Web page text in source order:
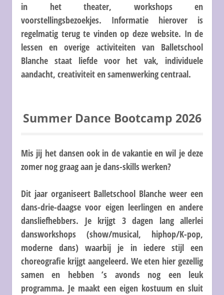
in het theater, workshops en
voorstellingsbezoekjes. Informatie hierover is
regelmatig terug te vinden op deze website. In de
lessen en overige activiteiten van Balletschool
Blanche staat liefde voor het vak, individuele
aandacht, creativiteit en samenwerking centraal.
Summer Dance Bootcamp 2026
Mis jij het dansen ook in de vakantie en wil je deze
zomer nog graag aan je dans-skills werken?
Dit jaar organiseert Balletschool Blanche weer een
dans-drie-daagse voor eigen leerlingen en andere
dansliefhebbers. Je krijgt 3 dagen lang allerlei
dansworkshops (show/musical, hiphop/K-pop,
moderne dans) waarbij je in iedere stijl een
choreografie krijgt aangeleerd. We eten hier gezellig
samen en hebben ’s avonds nog een leuk
programma. Je maakt een eigen kostuum en sluit